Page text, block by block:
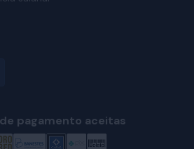
pagamento aceitas